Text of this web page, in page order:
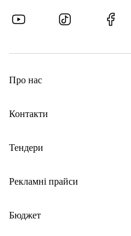
Про нас
Контакти
Тендери
Рекламні прайси
Бюджет